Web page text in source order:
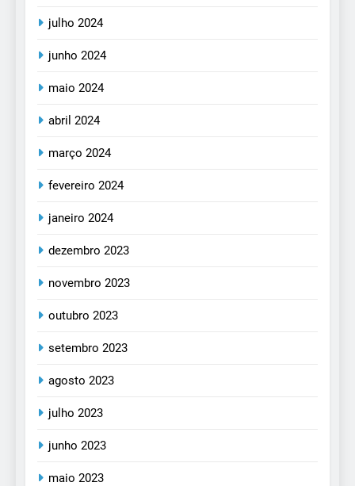
julho 2024
junho 2024
maio 2024
abril 2024
março 2024
fevereiro 2024
janeiro 2024
dezembro 2023
novembro 2023
outubro 2023
setembro 2023
agosto 2023
julho 2023
junho 2023
maio 2023